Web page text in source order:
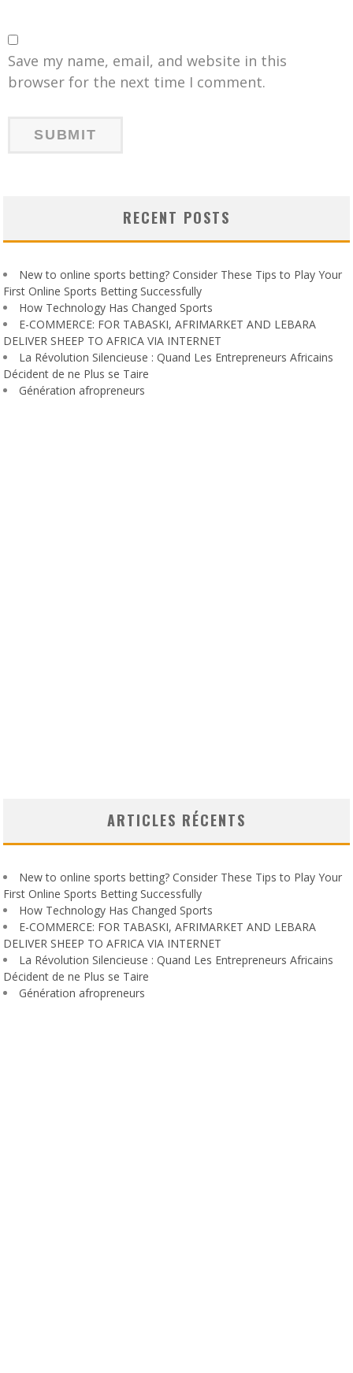
Save my name, email, and website in this
browser for the next time I comment.
RECENT POSTS
New to online sports betting? Consider These Tips to Play Your
First Online Sports Betting Successfully
How Technology Has Changed Sports
E-COMMERCE: FOR TABASKI, AFRIMARKET AND LEBARA
DELIVER SHEEP TO AFRICA VIA INTERNET
La Révolution Silencieuse : Quand Les Entrepreneurs Africains
Décident de ne Plus se Taire
Génération afropreneurs
ARTICLES RÉCENTS
New to online sports betting? Consider These Tips to Play Your
First Online Sports Betting Successfully
How Technology Has Changed Sports
E-COMMERCE: FOR TABASKI, AFRIMARKET AND LEBARA
DELIVER SHEEP TO AFRICA VIA INTERNET
La Révolution Silencieuse : Quand Les Entrepreneurs Africains
Décident de ne Plus se Taire
Génération afropreneurs